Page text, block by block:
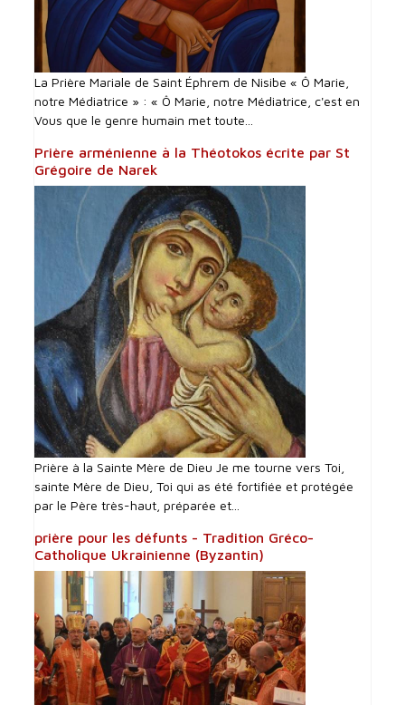
La Prière Mariale de Saint Éphrem de Nisibe « Ô Marie,
notre Médiatrice » : « Ô Marie, notre Médiatrice, c'est en
Vous que le genre humain met toute...
Prière arménienne à la Théotokos écrite par St
Grégoire de Narek
Prière à la Sainte Mère de Dieu Je me tourne vers Toi,
sainte Mère de Dieu, Toi qui as été fortifiée et protégée
par le Père très-haut, préparée et...
prière pour les défunts - Tradition Gréco-
Catholique Ukrainienne (Byzantin)